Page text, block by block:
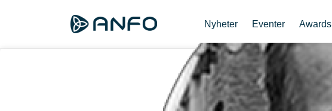
Nyheter Eventer Awards